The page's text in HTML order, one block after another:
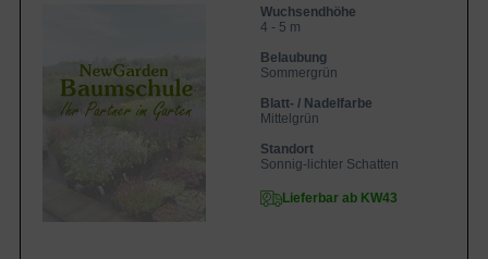
Wuchsendhöhe
4 - 5 m
Belaubung
Sommergrün
Blatt- / Nadelfarbe
Mittelgrün
Standort
Sonnig-lichter Schatten
Lieferbar ab KW43